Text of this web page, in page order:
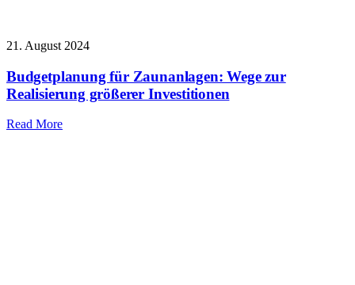
21. August 2024
Budgetplanung für Zaunanlagen: Wege zur
Realisierung größerer Investitionen
Read More